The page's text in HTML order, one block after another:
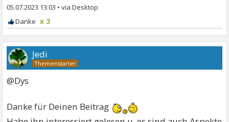
05.07.2023 13:03 •
x 3
Jedi
@Dys
Danke für Deinen Beitrag